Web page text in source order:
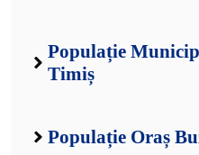
Populație
Timiș
Populație Oraș